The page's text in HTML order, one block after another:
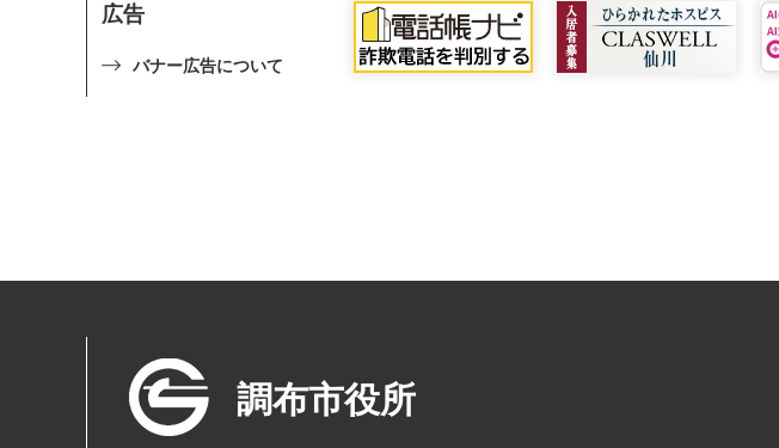
広告
バナー広告について
調布市役所